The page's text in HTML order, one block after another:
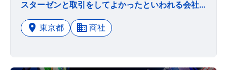
スターゼンと取引をしてよかったといわれる会社にしよう 当社は全てのステークホルダーへの社会的責任を果たすことを使命として認識しております。特に当社を信頼いただき、お取引いただけるお得意先様の成長のために何をすべきかを常に考え、お得意先様の満足度向上に努めております。 スターゼンで働いてよかったと思える会社にしよう 当社が持続的に成長し、お得意先様をはじめとしたステークホルダーへの社会的責任を果たすには、最も身近なステークホルダーである従業員の満足度向上が欠かせないとの認識のもと、従業員が安心して長く働ける環境・制度を整備します。 仕事を通じて自ら成長しよう 「常に安全・安心な商品を提供すること」により社会から必要とされる企業であり続けるために、課題解決に向け従業員一人ひとりが仕事を楽しみ、仕事を通じて自ら成長できる職場環境を整えます。
東京都
商社